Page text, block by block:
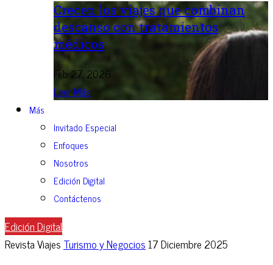
Crecen los viajes que combinan
descanso con tratamientos
médicos
Feb 27, 2026
Leer Más
Más
Invitado Especial
Enfoques
Nosotros
Edición Digital
Contáctenos
Edición Digital
Revista Viajes Turismo y Negocios17 Diciembre 2025